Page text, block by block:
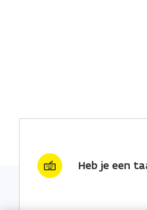
Heb je een